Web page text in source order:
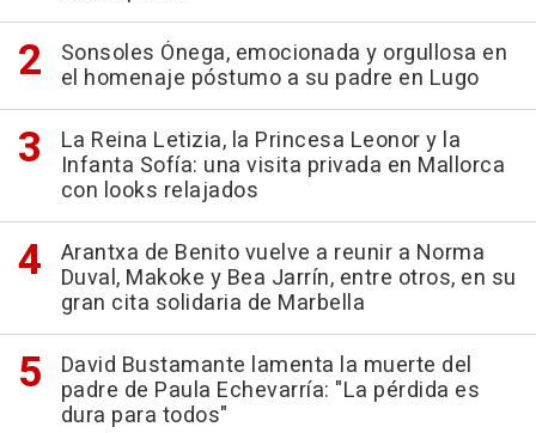
Sonsoles Ónega, emocionada y orgullosa en
el homenaje póstumo a su padre en Lugo
La Reina Letizia, la Princesa Leonor y la
Infanta Sofía: una visita privada en Mallorca
con looks relajados
Arantxa de Benito vuelve a reunir a Norma
Duval, Makoke y Bea Jarrín, entre otros, en su
gran cita solidaria de Marbella
David Bustamante lamenta la muerte del
padre de Paula Echevarría: "La pérdida es
dura para todos"